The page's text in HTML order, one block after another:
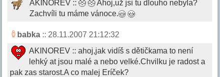
AKINOREV ::
Ahoj,už jsi tu dlouho nebyla?
Zachvíli tu máme vánoce.
babka :: 28.11.2007 21:12:32
AKINOREV :: ahoj,jak vidíš s dětičkama to není
lehký at jsou malé a nebo velké.Chvilku je radost a
pak zas starost.A co malej Eríček?